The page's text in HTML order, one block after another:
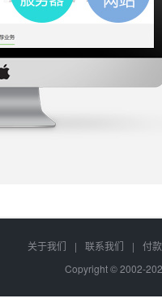
关于我们 | 联系我们 |
付
Copyright © 2002-